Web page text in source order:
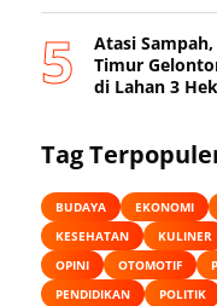
Atasi
Timur
di Lahan 3
Tag
BUDAYA EKONOMI
KESEHATAN
KULINER
OPINI
OTOMOTIF
PENDIDIKAN
POLITIK